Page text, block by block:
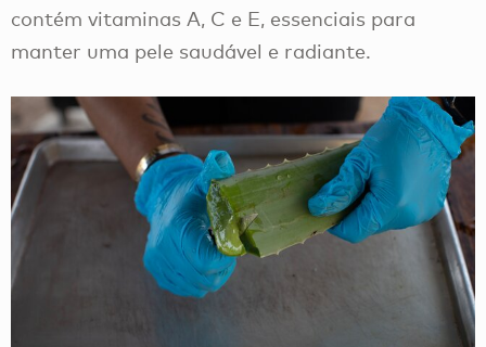
contém vitaminas A, C e E, essenciais para
manter uma pele saudável e radiante.